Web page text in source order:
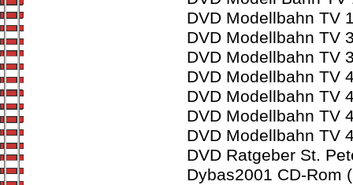
DVD Modellbahn TV
DVD Modellbahn TV
DVD Modellbahn TV
DVD Modellbahn TV
DVD Modellbahn TV
DVD Modellbahn TV
DVD Modellbahn TV
DVD Ratgeber St.
Dybas2001 CD-Rom